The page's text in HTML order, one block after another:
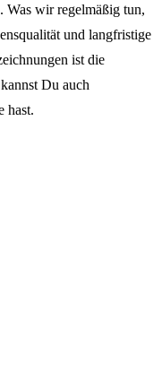
Was wir regelmäßig tun,
und langfristige
ist die
Du auch
hast.